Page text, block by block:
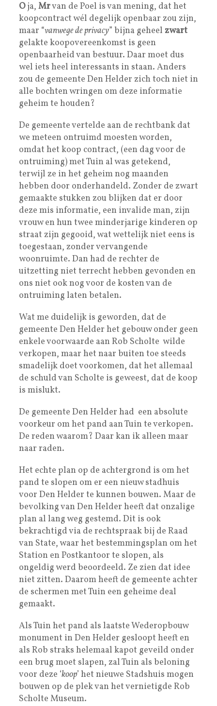
Oja, Mrvan de Poel is van mening, dat het
koopcontract wél degelijk openbaar zou zijn,
maar “vanwege de privacy” bijna geheel zwart
gelakte koopovereenkomst is geen
openbaarheid van bestuur. Daar moet dus
wel iets heel interessants in staan. Anders
zou de gemeente Den Helder zich toch niet in
alle bochten wringen om deze informatie
geheim te houden?
De gemeente vertelde aan de rechtbank dat
we meteen ontruimd moesten worden,
omdat het koop contract, (een dag voor de
ontruiming) met Tuin al was getekend,
terwijl ze in het geheim nog maanden
hebben door onderhandeld. Zonder de zwart
gemaakte stukken zou blijken dat er door
deze mis informatie, een invalide man, zijn
vrouw en hun twee minderjarige kinderen op
straat zijn gegooid, wat wettelijk niet eens is
toegestaan, zonder vervangende
woonruimte. Dan had de rechter de
uitzetting niet terrecht hebben gevonden en
ons niet ook nog voor de kosten van de
ontruiming laten betalen.
Wat me duidelijk is geworden, dat de
gemeente Den Helder het gebouw onder geen
enkele voorwaarde aan Rob Scholte wilde
verkopen, maar het naar buiten toe steeds
smadelijk doet voorkomen, dat het allemaal
de schuld van Scholte is geweest, dat de koop
is mislukt.
De gemeente Den Helder had een absolute
voorkeur om het pand aan Tuin te verkopen.
De reden waarom? Daar kan ik alleen maar
naar raden.
Het echte plan op de achtergrond is om het
pand te slopen om er een nieuw stadhuis
voor Den Helder te kunnen bouwen. Maar de
bevolking van Den Helder heeft dat onzalige
plan al lang weg gestemd. Dit is ook
bekrachtigd via de rechtspraak bij de Raad
van State, waar het bestemmingsplan om het
Station en Postkantoor te slopen, als
ongeldig werd beoordeeld. Ze zien dat idee
niet zitten. Daarom heeft de gemeente achter
de schermen met Tuin een geheime deal
gemaakt.
Als Tuin het pand als laatste Wederopbouw
monument in Den Helder gesloopt heeft en
als Rob straks helemaal kapot geveild onder
een brug moet slapen, zal Tuin als beloning
voor deze ‘koop’ het nieuwe Stadshuis mogen
bouwen op de plek van het vernietigde Rob
Scholte Museum.